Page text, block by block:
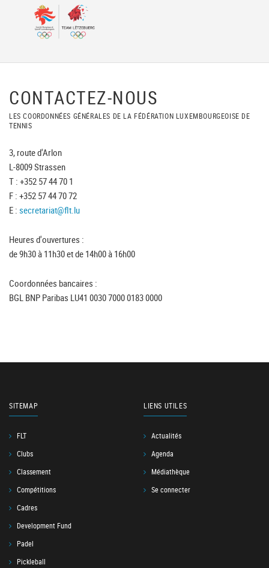
CONTACTEZ-NOUS
LES COORDONNÉES GÉNÉRALES DE LA FÉDÉRATION LUXEMBOURGEOISE DE
TENNIS
3, route d'Arlon
L-8009 Strassen
T : +352 57 44 70 1
F : +352 57 44 70 72
E : secretariat@flt.lu
Heures d'ouvertures :
de 9h30 à 11h30 et de 14h00 à 16h00
Coordonnées bancaires :
BGL BNP Paribas LU41 0030 7000 0183 0000
SITEMAP
FLT
Clubs
Classement
Compétitions
Cadres
Development Fund
Padel
Pickleball
LIENS UTILES
Actualités
Agenda
Médiathèque
Se connecter